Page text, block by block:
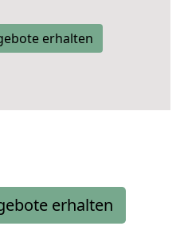
erhalten
erhalten